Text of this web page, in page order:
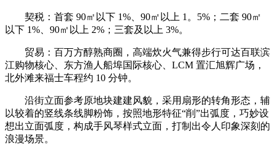
契税：首套 90㎡以下 1%、90㎡以上 1。5%；二套 90㎡
以下 1%、90㎡以上 2%；三套及以上 3%。
贸易：百万方醇熟商圈，高端炊火气兼得步行可达百联滨
江购物核心、东方渔人船埠国际核心、LCM 置汇旭辉广场，
北外滩来福士车程约 10 分钟。
沿街立面参考原地块建建风貌，采用扇形的转角形态，辅
以较着的竖线条线脚粉饰，按照地形特征“削”出弧度，巧妙设
想出立面弧度，构成手风琴样式立面，打制出令人印象深刻的
浪漫场景。